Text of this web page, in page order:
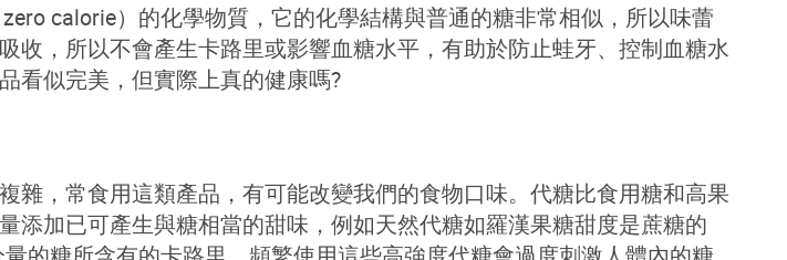
zero calorie）的化學物質，它的化學結構與普通的糖非常相似，所以味蕾
收，所以不會產生卡路里或影響血糖水平，有助於防止蛙牙、控制血糖水
看似完美，但實際上真的健康嗎?
雜，常食用這類產品，有可能改變我們的食物口味。代糖比食用糖和高果
添加已可產生與糖相當的甜味，例如天然代糖如羅漢果糖甜度是蔗糖的